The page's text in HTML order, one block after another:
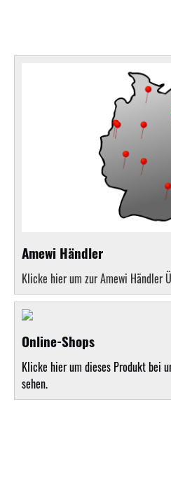
Amewi Händler
Klicke hier um zur Amewi Händler
Online-Shops
Klicke hier um dieses Produkt bei
sehen.